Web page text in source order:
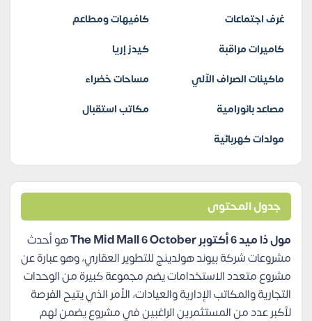
غرف اجتماعات
كافيهات ومطاعم
كاميرات مراقبة
كيدز إريا
ماكينات الصراف الآلي
مساحات خضراء
مصاعد بانورامية
مكاتب استقبال
مولدات كهربائية
جدول المحتوى
مول ذا ميد 6 أكتوبر The Mid Mall 6 October
هو أحدث
مشروعات شركة بيوند هولدينج للتطوير العقاري، وهو عبارة عن
مشروع متعدد الاستخدامات يضم مجموعة كبيرة من الوحدات
التجارية والمكاتب الإدارية والعيادات، الأمر الذي يتيح الفرصة
لأكبر عدد من المستثمرين الراغبين في مشروع يضمن لهم